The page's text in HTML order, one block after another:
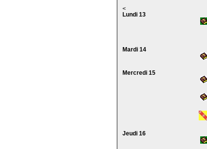
<
Lundi 13
Mardi 14
Mercredi 15
Jeudi 16